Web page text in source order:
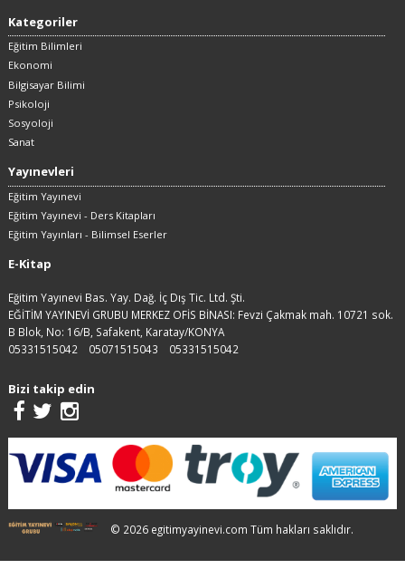
Kategoriler
Eğitim Bilimleri
Ekonomi
Bilgisayar Bilimi
Psikoloji
Sosyoloji
Sanat
Yayınevleri
Eğitim Yayınevi
Eğitim Yayınevi - Ders Kitapları
Eğitim Yayınları - Bilimsel Eserler
E-Kitap
Eğitim Yayınevi Bas. Yay. Dağ. İç Dış Tic. Ltd. Şti.
EĞİTİM YAYINEVİ GRUBU MERKEZ OFİS BİNASI: Fevzi Çakmak mah. 10721 sok.
B Blok, No: 16/B, Safakent, Karatay/KONYA
05331515042
05071515043 05331515042
Bizi takip edin
© 2026 egitimyayinevi.com Tüm hakları saklıdır.